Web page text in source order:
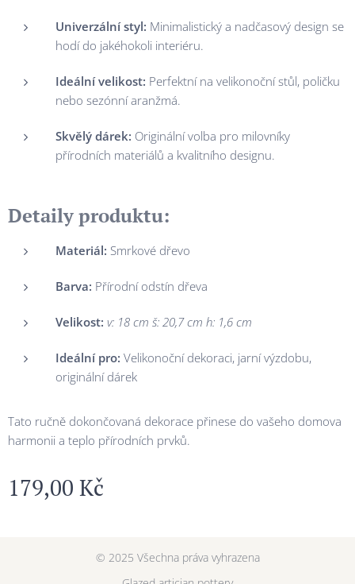
Univerzální styl: Minimalistický a nadčasový design se
hodí do jakéhokoli interiéru.
Ideální velikost: Perfektní na velikonoční stůl, poličku
nebo sezónní aranžmá.
Skvělý dárek: Originální volba pro milovníky
přírodních materiálů a kvalitního designu.
Detaily produktu:
Materiál: Smrkové dřevo
Barva: Přírodní odstín dřeva
Velikost: v: 18 cm š: 20,7 cm h: 1,6 cm
Ideální pro: Velikonoční dekoraci, jarní výzdobu,
originální dárek
Tato ručně dokončovaná dekorace přinese do vašeho domova
harmonii a teplo přírodních prvků.
179,00 Kč
© 2025 Všechna práva vyhrazena